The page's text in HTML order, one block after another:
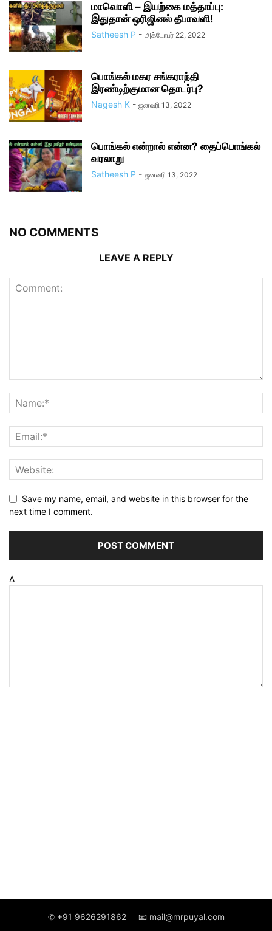
மாவொளி – இயற்கை மத்தாப்பு:
இதுதான் ஒரிஜினல் தீபாவளி!
Satheesh P - அக்டோபர் 22, 2022
பொங்கல் மகர சங்கராந்தி
இரண்டிற்குமான தொடர்பு?
Nagesh K - ஜனவரி 13, 2022
பொங்கல் என்றால் என்ன? தைப்பொங்கல்
வரலாறு
Satheesh P - ஜனவரி 13, 2022
NO COMMENTS
LEAVE A REPLY
Save my name, email, and website in this browser for the
next time I comment.
Δ
✆ +91 9626291862 📧 mail@mrpuyal.com